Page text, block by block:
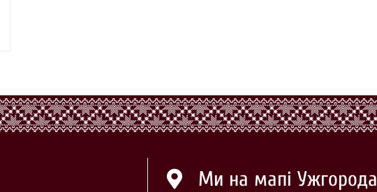
Ми на мапі Ужгорода